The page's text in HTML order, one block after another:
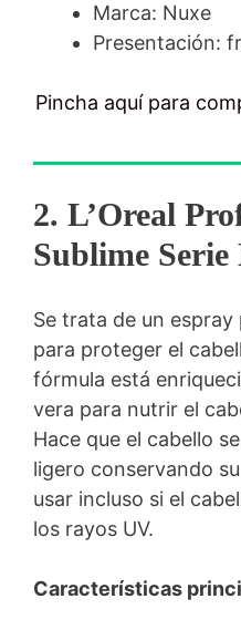
Marca: Nuxe
Presentación:
Pincha aquí para
2. L’Oreal
Sublime
Se trata de un
para proteger el
fórmula está
vera para nutrir el
Hace que el cabello
ligero conservando
usar incluso si el
los rayos UV.
Características